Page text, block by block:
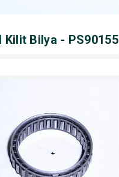
Kilit Bilya - PS90155